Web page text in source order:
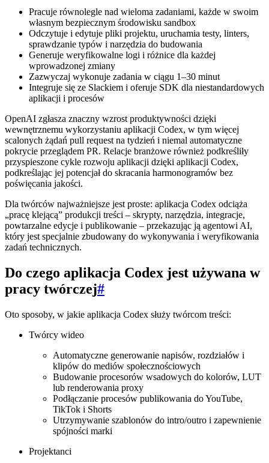
Pracuje równolegle nad wieloma zadaniami, każde w swoim
własnym bezpiecznym środowisku sandbox
Odczytuje i edytuje pliki projektu, uruchamia testy, linters,
sprawdzanie typów i narzędzia do budowania
Generuje weryfikowalne logi i różnice dla każdej
wprowadzonej zmiany
Zazwyczaj wykonuje zadania w ciągu 1–30 minut
Integruje się ze Slackiem i oferuje SDK dla niestandardowych
aplikacji i procesów
OpenAI zgłasza znaczny wzrost produktywności dzięki
wewnętrznemu wykorzystaniu aplikacji Codex, w tym więcej
scalonych żądań pull request na tydzień i niemal automatyczne
pokrycie przeglądem PR. Relacje branżowe również podkreśliły
przyspieszone cykle rozwoju aplikacji dzięki aplikacji Codex,
podkreślając jej potencjał do skracania harmonogramów bez
poświęcania jakości.
Dla twórców najważniejsze jest proste: aplikacja Codex odciąża
„pracę klejącą” produkcji treści – skrypty, narzędzia, integracje,
powtarzalne edycje i publikowanie – przekazując ją agentowi AI,
który jest specjalnie zbudowany do wykonywania i weryfikowania
zadań technicznych.
Do czego aplikacja Codex jest używana w
pracy twórczej#
Oto sposoby, w jakie aplikacja Codex służy twórcom treści:
Twórcy wideo
Automatyczne generowanie napisów, rozdziałów i
klipów do mediów społecznościowych
Budowanie procesorów wsadowych do kolorów, LUT
lub renderowania proxy
Podłączanie procesów publikowania do YouTube,
TikTok i Shorts
Utrzymywanie szablonów do intro/outro i zapewnienie
spójności marki
Projektanci